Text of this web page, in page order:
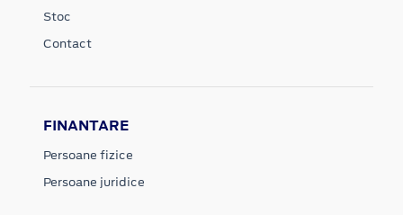
Stoc
Contact
FINANTARE
Persoane fizice
Persoane juridice